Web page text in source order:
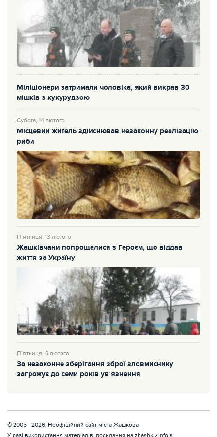
Міліціонери затримали чоловіка, який викрав 30
мішків з кукурудзою
Субота, 14 лютого
Місцевий житель здійснював незаконну реалізацію
риби
П’ятниця, 13 лютого
Жашківчани попрощалися з Героєм, що віддав
життя за Україну
П’ятниця, 6 лютого
За незаконне зберігання зброї зловмиснику
загрожує до семи років ув’язнення
© 2005—2026, Неофіційний сайт міста Жашкова.
У разі використання матеріалів, посилання на zhashkiv.info є